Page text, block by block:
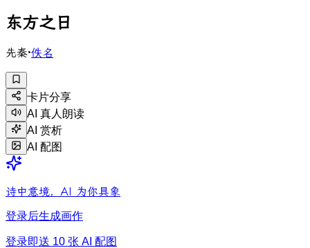
东方之日
先秦·佚名
卡片分享
AI 真人朗读
AI 赏析
AI 配图
诗中意境，AI 为你具象
登录后生成画作
登录即送 10 张 AI 配图